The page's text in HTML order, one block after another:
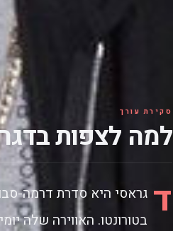
סקירת עורך
למה לצפות
ד גראסי היא סדרת דרמה-
בטורונטו. האווירה שלה